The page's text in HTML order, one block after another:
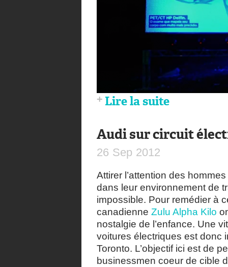
Lire la suite
Audi sur circuit
26 Sep 2012
Attirer l’attention des
dans leur environnement de
impossible. Pour remédier à
canadienne Zulu Alpha Kilo
nostalgie de l’enfance. Une
voitures électriques est donc
Toronto. L’objectif ici est de
businessmen coeur de cible